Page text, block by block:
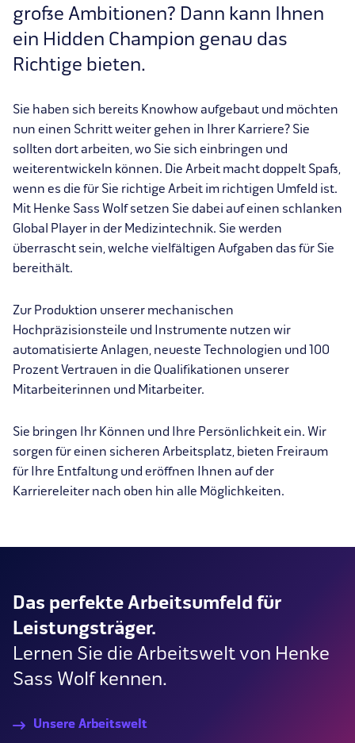
große Ambitionen? Dann kann Ihnen
ein Hidden Champion genau das
Richtige bieten.
Sie haben sich bereits Knowhow aufgebaut und möchten
nun einen Schritt weiter gehen in Ihrer Karriere? Sie
sollten dort arbeiten, wo Sie sich einbringen und
weiterentwickeln können. Die Arbeit macht doppelt Spaß,
wenn es die für Sie richtige Arbeit im richtigen Umfeld ist.
Mit Henke Sass Wolf setzen Sie dabei auf einen schlanken
Global Player in der Medizintechnik. Sie werden
überrascht sein, welche vielfältigen Aufgaben das für Sie
bereithält.
Zur Produktion unserer mechanischen
Hochpräzisionsteile und Instrumente nutzen wir
automatisierte Anlagen, neueste Technologien und 100
Prozent Vertrauen in die Qualifikationen unserer
Mitarbeiterinnen und Mitarbeiter.
Sie bringen Ihr Können und Ihre Persönlichkeit ein. Wir
sorgen für einen sicheren Arbeitsplatz, bieten Freiraum
für Ihre Entfaltung und eröffnen Ihnen auf der
Karriereleiter nach oben hin alle Möglichkeiten.
Das perfekte Arbeitsumfeld für
Leistungsträger.
Lernen Sie die Arbeitswelt von Henke
Sass Wolf kennen.
Unsere Arbeitswelt